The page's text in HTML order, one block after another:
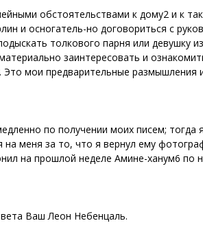
обстоятельствами к дому2 и к
и осногатель-но договориться с
толкового парня или девушку
заинтересовать и
Это мои предварительные размышления
по получении моих писем;
на меня за то, что я вернул ему
на прошлой неделе Амине-ханум6 по
Ваш Леон Небенцаль.